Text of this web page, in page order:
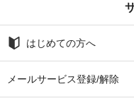
はじめての方へ
メールサービス登録/解除